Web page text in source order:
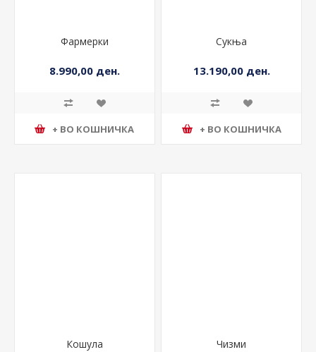
Фармерки
8.990,00 ден.
+ ВО КОШНИЧКА
Сукња
13.190,00 ден.
+ ВО КОШНИЧКА
Кошула Чизми